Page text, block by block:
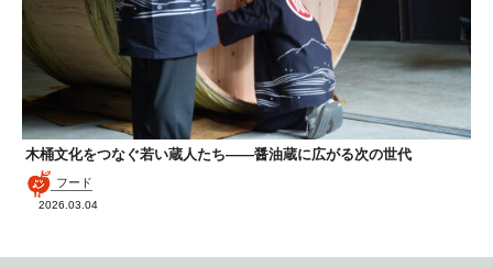
木桶文化をつなぐ若い蔵人たち——醤油蔵に広がる次の世代
フード
2026.03.04